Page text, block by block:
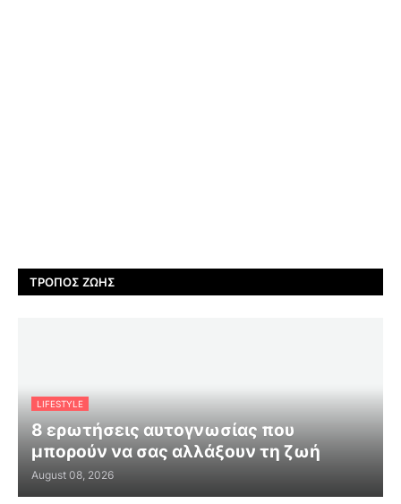
ΤΡΌΠΟΣ ΖΩΉΣ
LIFESTYLE
8 ερωτήσεις αυτογνωσίας που
μπορούν να σας αλλάξουν τη ζωή
August 08, 2026